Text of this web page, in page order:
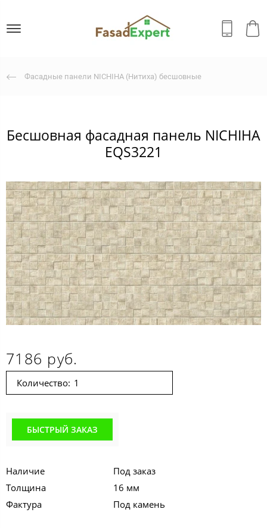
Фасадные панели NICHIHA (Нитиха) бесшовные
Бесшовная фасадная панель NICHIHA
EQS3221
7186 руб.
Количество:
БЫСТРЫЙ ЗАКАЗ
Наличие
Под заказ
Толщина
16 мм
Фактура
Под камень